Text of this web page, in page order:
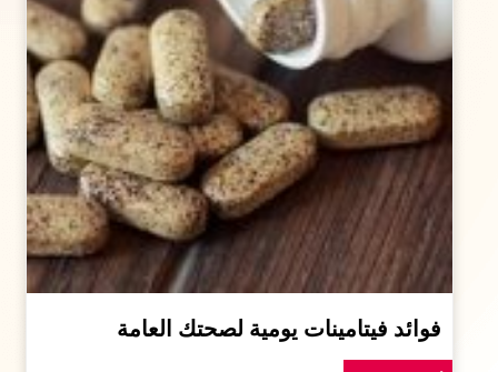
فوائد فيتامينات يومية لصحتك العامة